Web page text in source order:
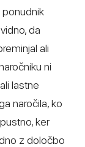
ponudnik
da
ali
ni
lastne
naročila, ko
ker
z določbo